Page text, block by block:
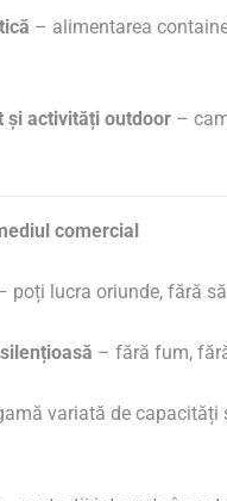
– alimentarea
și activități outdoor –
comercial
poți lucra oriunde, fără
– fără fum,
variată de capacități